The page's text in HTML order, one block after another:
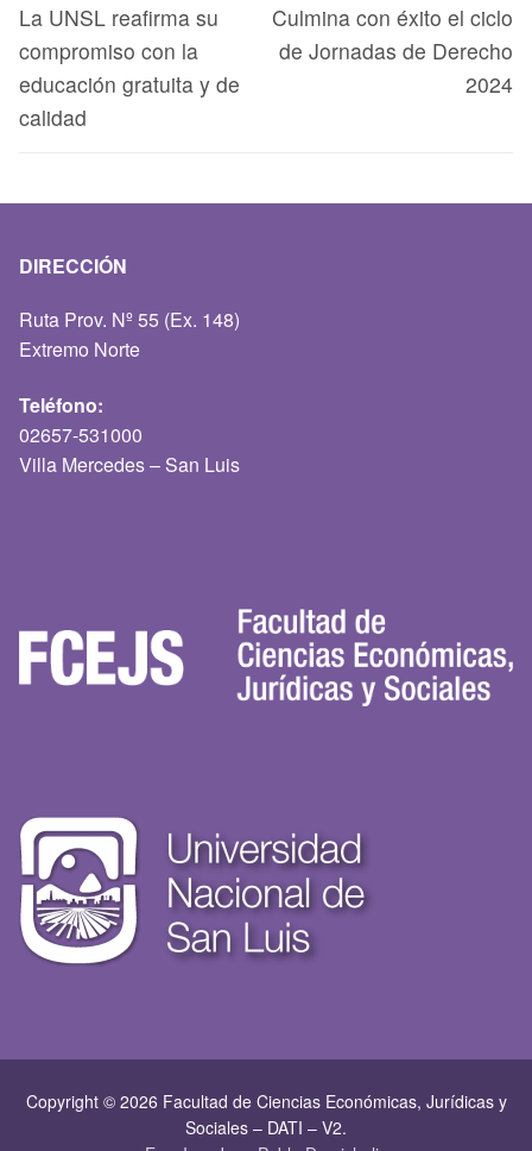
La UNSL reafirma su
compromiso con la
educación gratuita y de
calidad
Culmina con éxito el ciclo
de Jornadas de Derecho
2024
DIRECCIÓN
Ruta Prov. Nº 55 (Ex. 148)
Extremo Norte
Teléfono:
02657-531000
Villa Mercedes – San Luis
Copyright © 2026 Facultad de Ciencias Económicas, Jurí­dicas y
Sociales – DATI – V2.